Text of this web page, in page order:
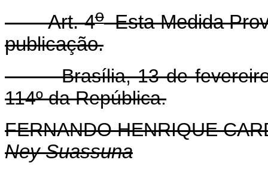
Art. 4oEsta Medida
publicação.
Brasília, 13 de fevereiro
114º da República.
FERNANDO HENRIQUE
Ney Suassuna